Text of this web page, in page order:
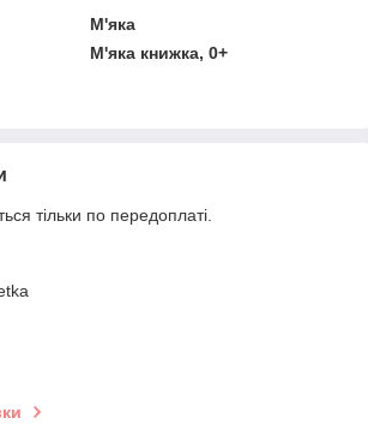
М'яка
М'яка книжка, 0+
тільки по передоплаті.